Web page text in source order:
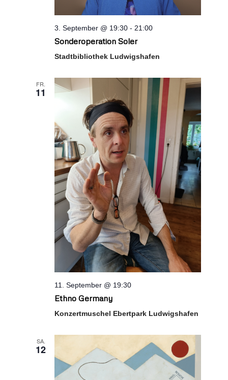
Sonderoperation Soler
3. September @ 19:30 - 21:00
Stadtbibliothek Ludwigshafen
FR.
11
Ethno Germany
11. September @ 19:30
Konzertmuschel Ebertpark Ludwigshafen
SA.
12